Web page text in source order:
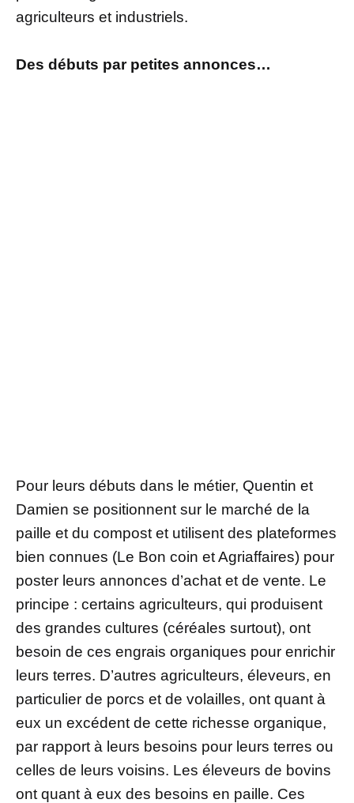
agriculteurs et industriels.
Des débuts par petites annonces…
Pour leurs débuts dans le métier, Quentin et
Damien se positionnent sur le marché de la
paille et du compost et utilisent des plateformes
bien connues (Le Bon coin et Agriaffaires) pour
poster leurs annonces d’achat et de vente. Le
principe : certains agriculteurs, qui produisent
des grandes cultures (céréales surtout), ont
besoin de ces engrais organiques pour enrichir
leurs terres. D’autres agriculteurs, éleveurs, en
particulier de porcs et de volailles, ont quant à
eux un excédent de cette richesse organique,
par rapport à leurs besoins pour leurs terres ou
celles de leurs voisins. Les éleveurs de bovins
ont quant à eux des besoins en paille. Ces